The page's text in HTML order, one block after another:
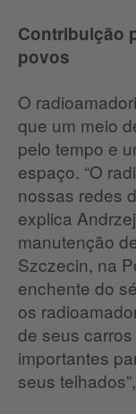
Contribuição
povos
O
que um meio
pelo tempo e
espaço. “O
nossas redes
explica
manutenção
Szczecin, na
enchente do
os
de seus
importantes
seus